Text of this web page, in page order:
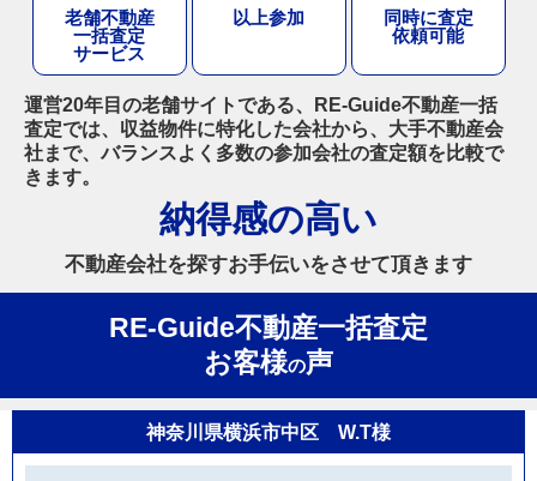
老舗不動産
一括査定
サービス
以上参加
同時に査定
依頼可能
運営20年目の老舗サイトである、RE-Guide不動産一括
査定では、収益物件に特化した会社から、大手不動産会
社まで、バランスよく多数の参加会社の査定額を比較で
きます。
納得感の高い
不動産会社を探すお手伝いをさせて頂きます
RE-Guide不動産一括査定
お客様の声
神奈川県横浜市中区 W.T様